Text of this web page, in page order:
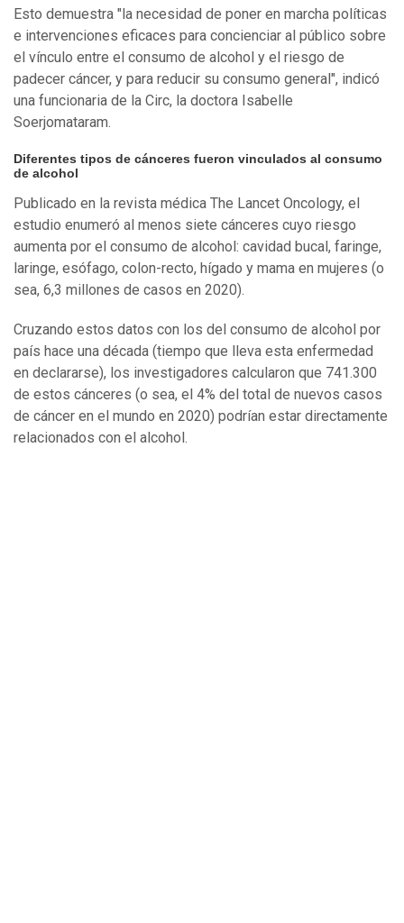
Esto demuestra "la necesidad de poner en marcha políticas
e intervenciones eficaces para concienciar al público sobre
el vínculo entre el consumo de alcohol y el riesgo de
padecer cáncer, y para reducir su consumo general", indicó
una funcionaria de la Circ, la doctora Isabelle
Soerjomataram.
Diferentes tipos de cánceres fueron vinculados al consumo
de alcohol
Publicado en la revista médica The Lancet Oncology, el
estudio enumeró al menos siete cánceres cuyo riesgo
aumenta por el consumo de alcohol: cavidad bucal, faringe,
laringe, esófago, colon-recto, hígado y mama en mujeres (o
sea, 6,3 millones de casos en 2020).
Cruzando estos datos con los del consumo de alcohol por
país hace una década (tiempo que lleva esta enfermedad
en declararse), los investigadores calcularon que 741.300
de estos cánceres (o sea, el 4% del total de nuevos casos
de cáncer en el mundo en 2020) podrían estar directamente
relacionados con el alcohol.